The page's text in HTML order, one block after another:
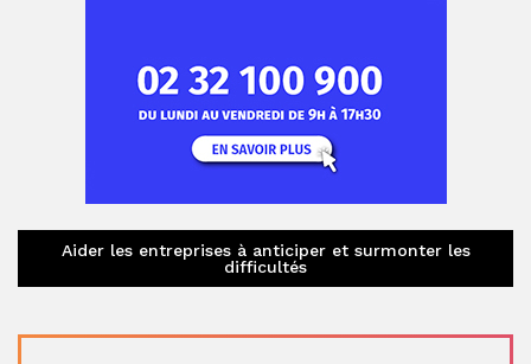
Aider les entreprises à anticiper et surmonter les
difficultés